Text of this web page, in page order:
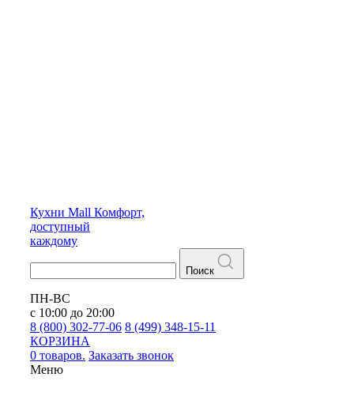
Кухни Mall Комфорт,
доступный
каждому
Поиск
ПН-ВС
с 10:00 до 20:00
8 (800) 302-77-06 8 (499) 348-15-11
КОРЗИНА
0 товаров. Заказать звонок
Меню